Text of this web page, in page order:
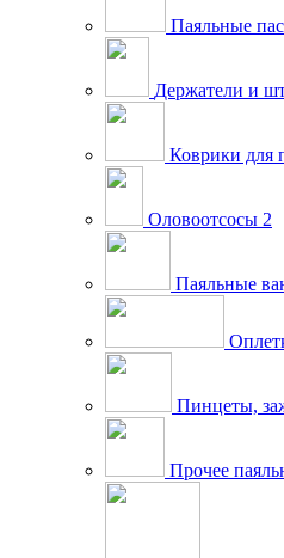
Паяльные
Держатели и
Коврики для
Оловоотсосы 2
Паяльные
Пинцеты,
Прочее